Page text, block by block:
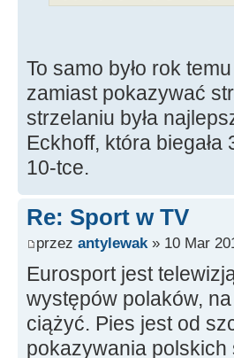
To samo było rok
zamiast pokazywać
strzelaniu była
Eckhoff, która
10-tce.
Re: Sport w TV
przez antylewak» 10 Mar
Eurosport jest
występów polaków,
ciążyć. Pies jest od
pokazywania polskich